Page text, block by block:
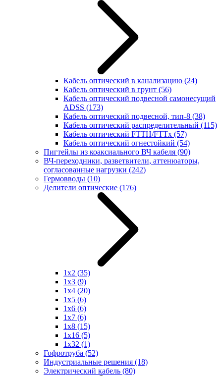
Кабель оптический в канализацию (24)
Кабель оптический в грунт (56)
Кабель оптический подвесной самонесущий
ADSS (173)
Кабель оптический подвесной, тип-8 (38)
Кабель оптический распределительный (115)
Кабель оптический FTTH/FTTx (57)
Кабель оптический огнестойкий (54)
Пигтейлы из коаксиального ВЧ кабеля (90)
ВЧ-переходники, разветвители, аттенюаторы,
согласованные нагрузки (242)
Гермовводы (10)
Делители оптические (176)
1x2 (35)
1x3 (9)
1x4 (20)
1x5 (6)
1x6 (6)
1x7 (6)
1x8 (15)
1x16 (5)
1x32 (1)
Гофротруба (52)
Индустриальные решения (18)
Электрический кабель (80)